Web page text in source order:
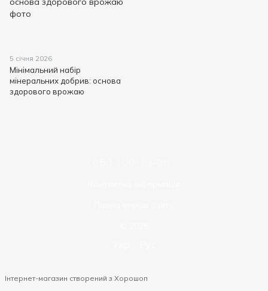
5 січня 2026
Мінімальний набір
мінеральних добрив: основа
здорового врожаю
Інтернет-магазин створений з Хорошоп